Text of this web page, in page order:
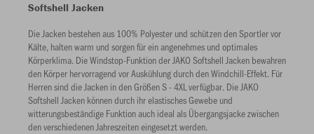
Softshell Jacken
Die Jacken bestehen aus 100% Polyester und schützen den Sportler vor
Kälte, halten warm und sorgen für ein angenehmes und optimales
Körperklima. Die Windstop-Funktion der JAKO Softshell Jacken bewahren
den Körper hervorragend vor Auskühlung durch den Windchill-Effekt. Für
Herren sind die Jacken in den Größen S - 4XL verfügbar. Die JAKO
Softshell Jacken können durch ihr elastisches Gewebe und
witterungsbeständige Funktion auch ideal als Übergangsjacke zwischen
den verschiedenen Jahreszeiten eingesetzt werden.